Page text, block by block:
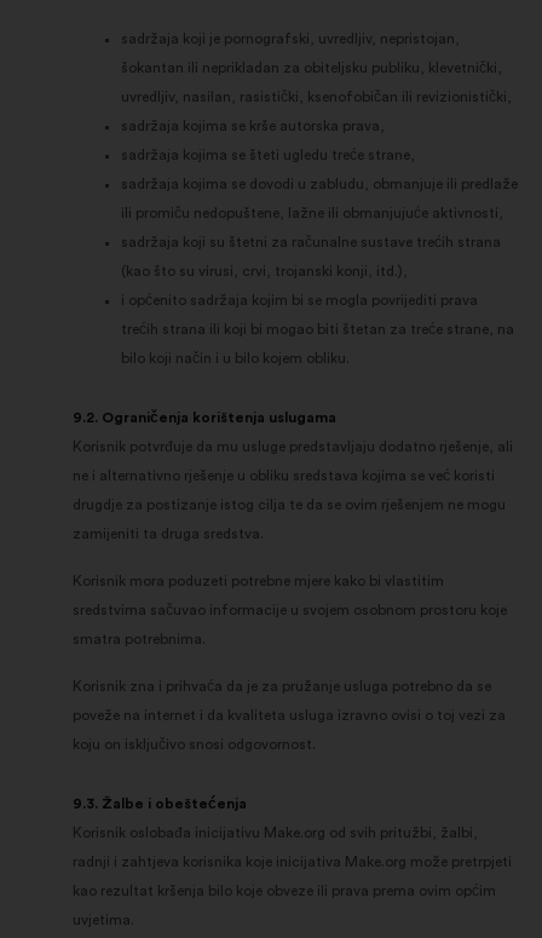
sadržaja koji je pornografski, uvredljiv, nepristojan,
šokantan ili neprikladan za obiteljsku publiku, klevetnički,
uvredljiv, nasilan, rasistički, ksenofobičan ili revizionistički,
sadržaja kojima se krše autorska prava,
sadržaja kojima se šteti ugledu treće strane,
sadržaja kojima se dovodi u zabludu, obmanjuje ili predlaže
ili promiču nedopuštene, lažne ili obmanjujuće aktivnosti,
sadržaja koji su štetni za računalne sustave trećih strana
(kao što su virusi, crvi, trojanski konji, itd.),
i općenito sadržaja kojim bi se mogla povrijediti prava
trećih strana ili koji bi mogao biti štetan za treće strane, na
bilo koji način i u bilo kojem obliku.
9.2. Ograničenja korištenja uslugama
Korisnik potvrđuje da mu usluge predstavljaju dodatno rješenje, ali
ne i alternativno rješenje u obliku sredstava kojima se već koristi
drugdje za postizanje istog cilja te da se ovim rješenjem ne mogu
zamijeniti ta druga sredstva.
Korisnik mora poduzeti potrebne mjere kako bi vlastitim
sredstvima sačuvao informacije u svojem osobnom prostoru koje
smatra potrebnima.
Korisnik zna i prihvaća da je za pružanje usluga potrebno da se
poveže na internet i da kvaliteta usluga izravno ovisi o toj vezi za
koju on isključivo snosi odgovornost.
9.3. Žalbe i obeštećenja
Korisnik oslobađa inicijativu Make.org od svih pritužbi, žalbi,
radnji i zahtjeva korisnika koje inicijativa Make.org može pretrpjeti
kao rezultat kršenja bilo koje obveze ili prava prema ovim općim
uvjetima.